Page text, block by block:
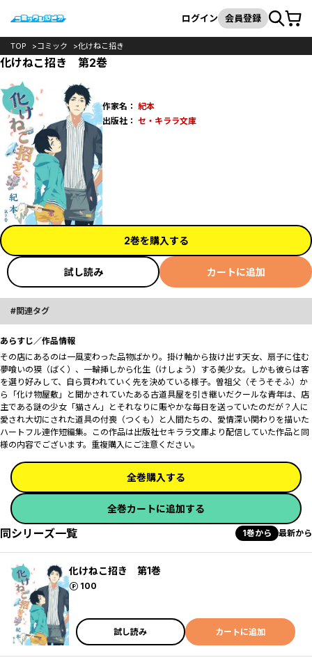
検索
ログイン 会員登録カート
TOP コミック 化けねこ招き
化けねこ招き 第2巻
作家名： 紀本
出版社： セ・キララ文庫
2巻を購入する
試し読み カートに追加
関連タグ
あらすじ／作品情報
その店にあるのは一風変わった品物ばかり。掛け軸から抜け出す天女、扇子に住む
夢喰いの獏（ばく）、一輪挿しから化生（けしょう）する美少女。しかも彼らは客
を選り好みして、自ら買われていく先を決めている様子。曽祖父（そうそそふ）か
ら「化け物屋敷」と聞かされていたある古道具屋を引き継いだクールな青年は、店
主である謎の少女「猫さん」とそれなりに賑やかな毎日を送っていたのだが？人に
愛され大切にされた道具の付喪（つくも）と人間たちの、愛情深い関わりを描いた
ハートフル連作短編集。この作品は出版社セキララ文庫より配信していた作品と同
様の内容でございます。重複購入にご注意ください。
全巻購入する
全巻カートに追加する
同シリーズ一覧 1巻から 最新から
化けねこ招き 第1巻
100
ポイント
試し読み カートに追加